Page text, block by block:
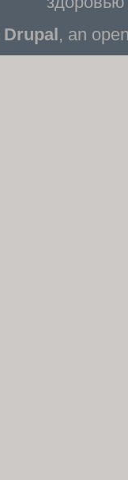
Drupal, an